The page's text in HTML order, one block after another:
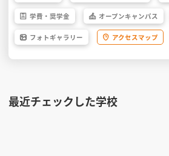
学費・ 奨学金 オープンキャンパス
フォト ギャラリー アクセス マップ
最近チェックした学校